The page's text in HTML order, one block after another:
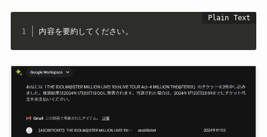
内容を要約してください。